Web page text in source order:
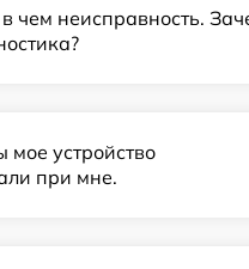
чем неисправность.
мое устройство
при мне.